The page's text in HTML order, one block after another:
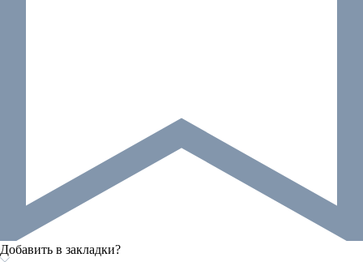
Добавить в закладки?